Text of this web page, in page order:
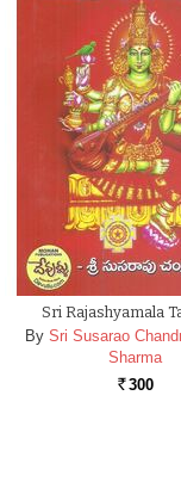
Sri Rajashyamala
By Sri Susarao
Sharma
Rs. 300